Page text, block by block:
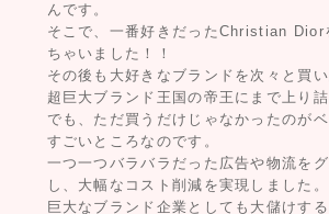
んです。
そこで、一番好きだったChristian Dior
ちゃいました！！
その後も大好きなブランドを次々と買
超巨大ブランド王国の帝王にまで上り詰
でも、ただ買うだけじゃなかったのが
すごいところなのです。
一つ一つバラバラだった広告や物流を
し、大幅なコスト削減を実現しました。
巨大なブランド企業としても大儲けす